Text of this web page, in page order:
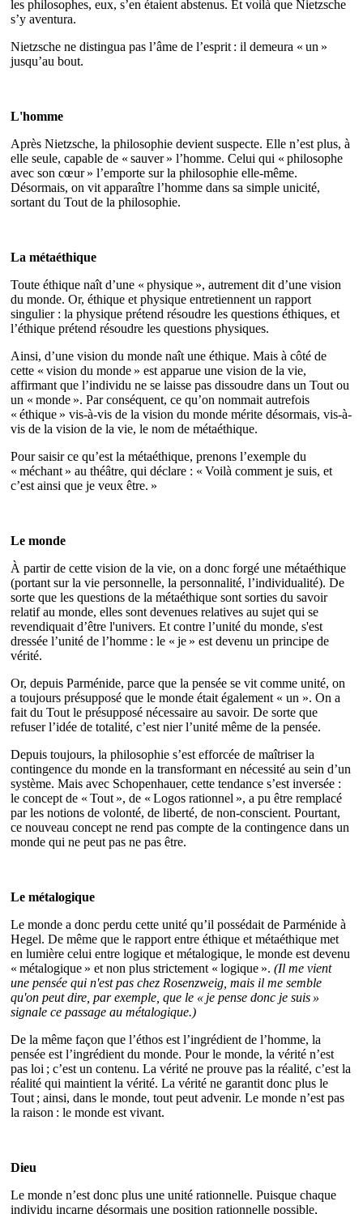
les philosophes, eux, s’en étaient abstenus. Et voilà que Nietzsche
s’y aventura.
Nietzsche ne distingua pas l’âme de l’esprit : il demeura « un »
jusqu’au bout.
L'homme
Après Nietzsche, la philosophie devient suspecte. Elle n’est plus, à
elle seule, capable de « sauver » l’homme. Celui qui « philosophe
avec son cœur » l’emporte sur la philosophie elle‐même.
Désormais, on vit apparaître l’homme dans sa simple unicité,
sortant du Tout de la philosophie.
La métaéthique
Toute éthique naît d’une « physique », autrement dit d’une vision
du monde. Or, éthique et physique entretiennent un rapport
singulier : la physique prétend résoudre les questions éthiques, et
l’éthique prétend résoudre les questions physiques.
Ainsi, d’une vision du monde naît une éthique. Mais à côté de
cette « vision du monde » est apparue une vision de la vie,
affirmant que l’individu ne se laisse pas dissoudre dans un Tout ou
un « monde ». Par conséquent, ce qu’on nommait autrefois
« éthique » vis‐à‐vis de la vision du monde mérite désormais, vis‐à‐
vis de la vision de la vie, le nom de métaéthique.
Pour saisir ce qu’est la métaéthique, prenons l’exemple du
« méchant » au théâtre, qui déclare : « Voilà comment je suis, et
c’est ainsi que je veux être. »
Le monde
À partir de cette vision de la vie, on a donc forgé une métaéthique
(portant sur la vie personnelle, la personnalité, l’individualité). De
sorte que les questions de la métaéthique sont sorties du savoir
relatif au monde, elles sont devenues relatives au sujet qui se
revendiquait d’être l'univers. Et contre l’unité du monde, s'est
dressée l’unité de l’homme : le « je » est devenu un principe de
vérité.
Or, depuis Parménide, parce que la pensée se vit comme unité, on
a toujours présupposé que le monde était également « un ». On a
fait du Tout le présupposé nécessaire au savoir. De sorte que
refuser l’idée de totalité, c’est nier l’unité même de la pensée.
Depuis toujours, la philosophie s’est efforcée de maîtriser la
contingence du monde en la transformant en nécessité au sein d’un
système. Mais avec Schopenhauer, cette tendance s’est inversée :
le concept de « Tout », de « Logos rationnel », a pu être remplacé
par les notions de volonté, de liberté, de non-conscient. Pourtant,
ce nouveau concept ne rend pas compte de la contingence dans un
monde qui ne peut pas ne pas être.
Le métalogique
Le monde a donc perdu cette unité qu’il possédait de Parménide à
Hegel. De même que le rapport entre éthique et métaéthique met
en lumière celui entre logique et métalogique, le monde est devenu
« métalogique » et non plus strictement « logique ». (Il me vient
une pensée qui n'est pas chez Rosenzweig, mais il me semble
qu'on peut dire, par exemple, que le « je pense donc je suis »
signale ce passage au métalogique.)
De la même façon que l’éthos est l’ingrédient de l’homme, la
pensée est l’ingrédient du monde. Pour le monde, la vérité n’est
pas loi ; c’est un contenu. La vérité ne prouve pas la réalité, c’est la
réalité qui maintient la vérité. La vérité ne garantit donc plus le
Tout ; ainsi, dans le monde, tout peut advenir. Le monde n’est pas
la raison : le monde est vivant.
Dieu
Le monde n’est donc plus une unité rationnelle. Puisque chaque
individu incarne désormais une position rationnelle possible,